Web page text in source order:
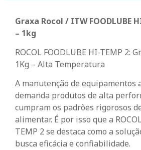
Graxa Rocol / ITW FOODLUBE
– 1kg
ROCOL FOODLUBE HI-TEMP 2:
1Kg – Alta Temperatura
A manutenção de equipamentos
demanda produtos de alta
cumpram os padrões rigorosos
alimentar. É por isso que a
TEMP 2 se destaca como a
busca eficácia e confiabilidade.